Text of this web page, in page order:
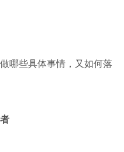
哪些具体事情，又如何落